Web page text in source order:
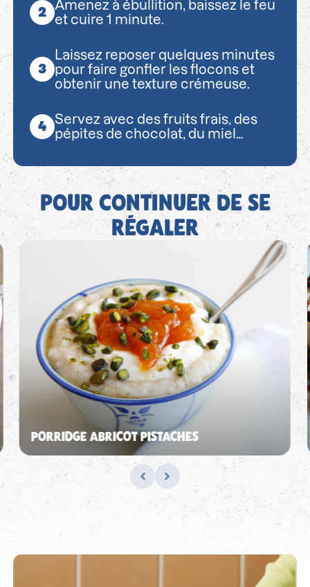
Amenez à ébullition, baissez le feu
et cuire 1 minute.
Laissez reposer quelques minutes
pour faire gonfler les flocons et
obtenir une texture crémeuse.
Servez avec des fruits frais, des
pépites de chocolat, du miel…
POUR CONTINUER DE SE
RÉGALER
PORRIDGE ABRICOT PISTACHES